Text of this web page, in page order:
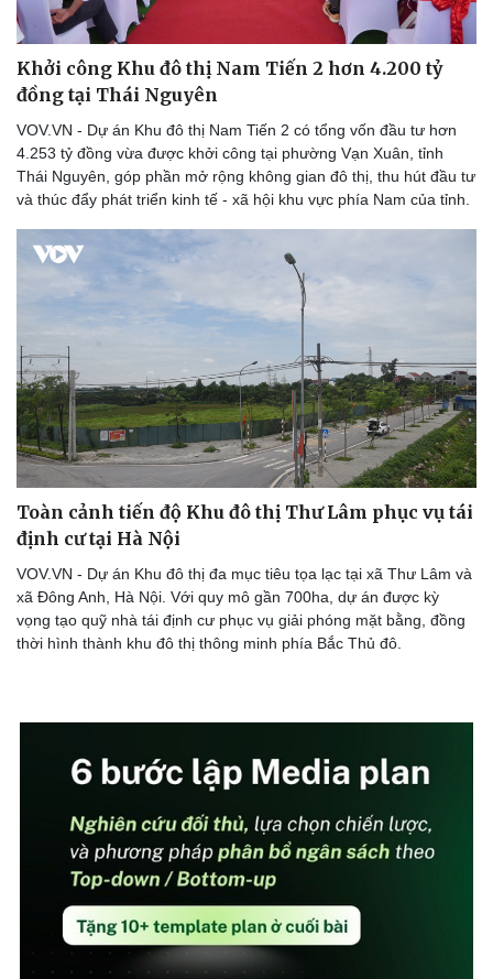
Doanh nghiệp
Thông tin doanh nghiệp
Công nghệ
Sành điệu
Khởi công Khu đô thị Nam Tiến 2 hơn 4.200 tỷ
đồng tại Thái Nguyên
VOV.VN - Dự án Khu đô thị Nam Tiến 2 có tổng vốn đầu tư hơn
4.253 tỷ đồng vừa được khởi công tại phường Vạn Xuân, tỉnh
Thái Nguyên, góp phần mở rộng không gian đô thị, thu hút đầu tư
và thúc đẩy phát triển kinh tế - xã hội khu vực phía Nam của tỉnh.
Toàn cảnh tiến độ Khu đô thị Thư Lâm phục vụ tái
định cư tại Hà Nội
VOV.VN - Dự án Khu đô thị đa mục tiêu tọa lạc tại xã Thư Lâm và
xã Đông Anh, Hà Nội. Với quy mô gần 700ha, dự án được kỳ
vọng tạo quỹ nhà tái định cư phục vụ giải phóng mặt bằng, đồng
thời hình thành khu đô thị thông minh phía Bắc Thủ đô.